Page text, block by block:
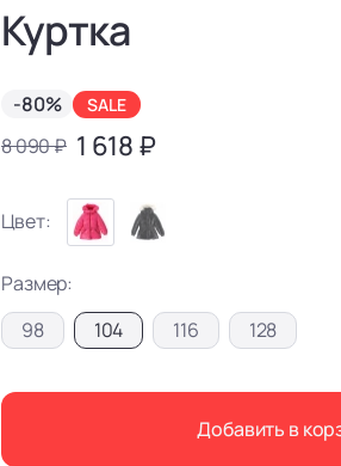
Куртка
-80% SALE
8 090 ₽ 1 618 ₽
Цвет:
Размер:
98
104 116 128
Добавить в